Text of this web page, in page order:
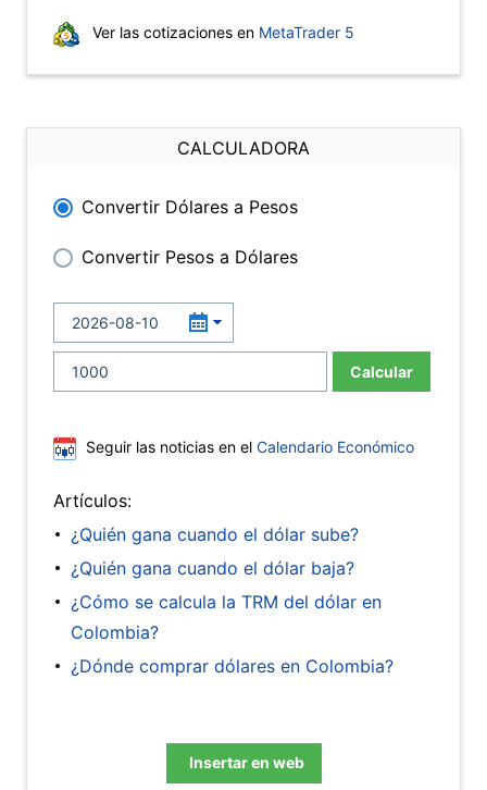
Ver las cotizaciones en MetaTrader 5
CALCULADORA
Convertir Dólares a Pesos
Convertir Pesos a Dólares
Calcular
Seguir las noticias en el Calendario Económico
Artículos:
¿Quién gana cuando el dólar sube?
¿Quién gana cuando el dólar baja?
¿Cómo se calcula la TRM del dólar en
Colombia?
¿Dónde comprar dólares en Colombia?
Insertar en web